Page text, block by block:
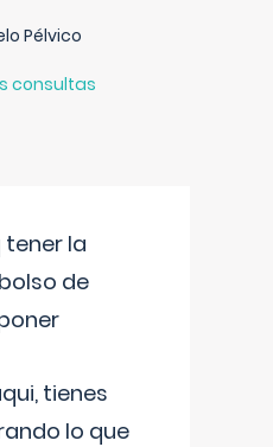
Pélvico
consultas
la
de
tienes
lo que